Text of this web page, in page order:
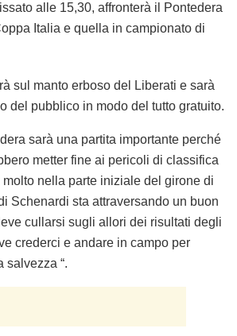
alle 15,30, affronterà il Pontedera
Italia e quella in campionato di
sul manto erboso del Liberati e sarà
del pubblico in modo del tutto gratuito.
sarà una partita importante perché
metter fine ai pericoli di classifica
nella parte iniziale del girone di
Schenardi sta attraversando un buon
cullarsi sugli allori dei risultati degli
crederci e andare in campo per
salvezza “.